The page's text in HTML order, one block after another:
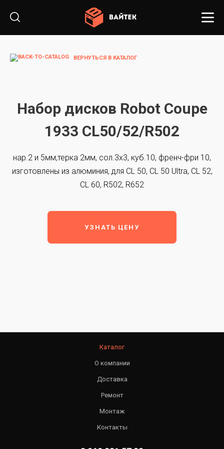
ВЕРНУТЬСЯ В КАТАЛОГ
Набор дисков Robot Coupe
1933 CL50/52/R502
нар.2 и 5мм,терка 2мм, сол.3х3, куб.10, френч-фри 10,
изготовлены из алюминия, для CL 50, CL 50 Ultra, CL 52,
CL 60, R502, R652
УЗНАТЬ ЦЕНУ
Каталог
О компании
Доставка
Ремонт
Монтаж
Контакты